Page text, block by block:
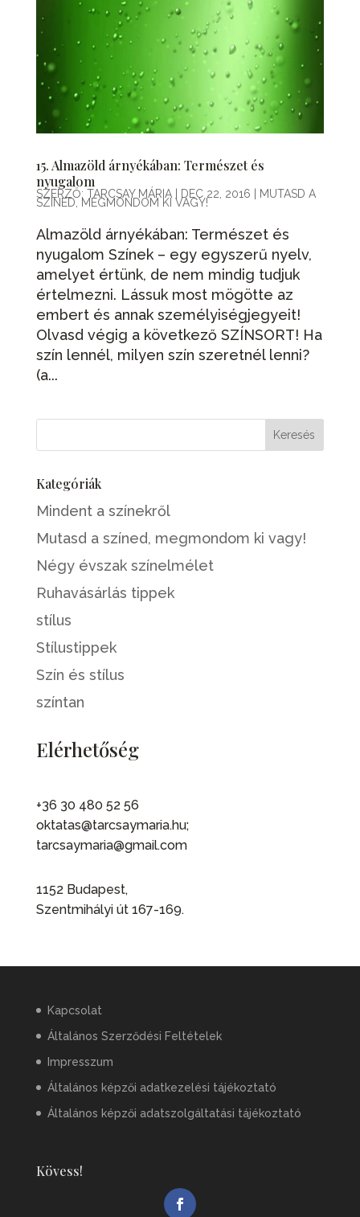
15. Almazöld árnyékában: Természet és
nyugalom
SZERZŐ: TARCSAY MÁRIA| DEC 22, 2016 MUTASD A
SZÍNED, MEGMONDOM KI VAGY!
Almazöld árnyékában: Természet és
nyugalom Színek – egy egyszerű nyelv,
amelyet értünk, de nem mindig tudjuk
értelmezni. Lássuk most mögötte az
embert és annak személyiségjegyeit!
Olvasd végig a következő SZÍNSORT! Ha
szín lennél, milyen szín szeretnél lenni?
(a...
Kategóriák
Mindent a színekről
Mutasd a színed, megmondom ki vagy!
Négy évszak színelmélet
Ruhavásárlás tippek
stílus
Stílustippek
Szín és stílus
színtan
Elérhetőség
+36 30 480 52 56
oktatas@tarcsaymaria.hu;
tarcsaymaria@gmail.com
1152 Budapest,
Szentmihályi út 167-169.
Kapcsolat
Általános Szerződési Feltételek
Impresszum
Általános képzői adatkezelési tájékoztató
Általános képzői adatszolgáltatási tájékoztató
Kövess!